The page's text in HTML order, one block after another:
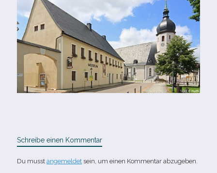
Schreibe einen Kommentar
Du musst angemeldet sein, um einen Kommentar abzugeben.